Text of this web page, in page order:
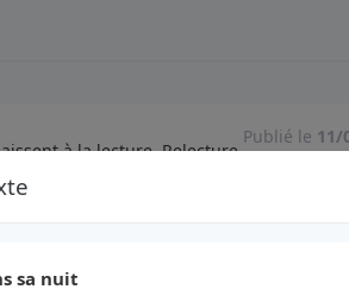
sa nuit
Publié le 11/
à la lecture. Relecture.